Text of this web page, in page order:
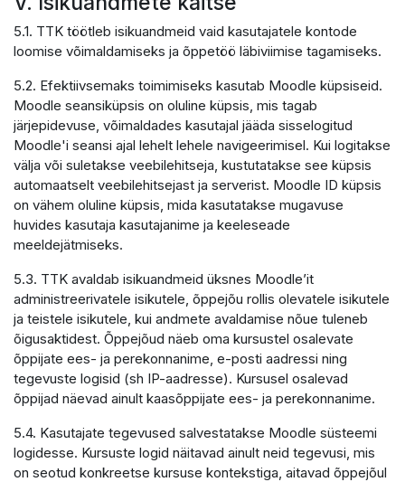
5.1. TTK töötleb isikuandmeid vaid kasutajatele kontode
loomise võimaldamiseks ja õppetöö läbiviimise tagamiseks.
5.2. Efektiivsemaks toimimiseks kasutab Moodle küpsiseid.
Moodle seansiküpsis on oluline küpsis, mis tagab
järjepidevuse, võimaldades kasutajal jääda sisselogitud
Moodle'i seansi ajal lehelt lehele navigeerimisel. Kui logitakse
välja või suletakse veebilehitseja, kustutatakse see küpsis
automaatselt veebilehitsejast ja serverist. Moodle ID küpsis
on vähem oluline küpsis, mida kasutatakse mugavuse
huvides kasutaja kasutajanime ja keeleseade
meeldejätmiseks.
5.3. TTK avaldab isikuandmeid üksnes Moodle’it
administreerivatele isikutele, õppejõu rollis olevatele isikutele
ja teistele isikutele, kui andmete avaldamise nõue tuleneb
õigusaktidest. Õppejõud näeb oma kursustel osalevate
õppijate ees- ja perekonnanime, e-posti aadressi ning
tegevuste logisid (sh IP-aadresse). Kursusel osalevad
õppijad näevad ainult kaasõppijate ees- ja perekonnanime.
5.4. Kasutajate tegevused salvestatakse Moodle süsteemi
logidesse. Kursuste logid näitavad ainult neid tegevusi, mis
on seotud konkreetse kursuse kontekstiga, aitavad õppejõul